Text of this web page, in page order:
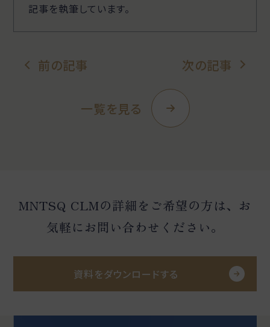
記事を執筆しています。
前の記事
一覧を見る
次の記事
MNTSQ CLMの詳細をご希望の方は、お
気軽にお問い合わせください。
資料をダウンロードする